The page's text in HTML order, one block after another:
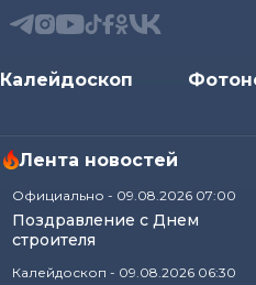
Калейдоскоп
Лента новостей
Официально - 09.08.2026 07:00
Поздравление с Днем
строителя
Калейдоскоп - 09.08.2026 06:30